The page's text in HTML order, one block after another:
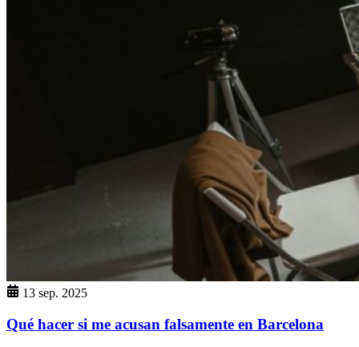
13 sep. 2025
Qué hacer si me acusan falsamente en Barcelona